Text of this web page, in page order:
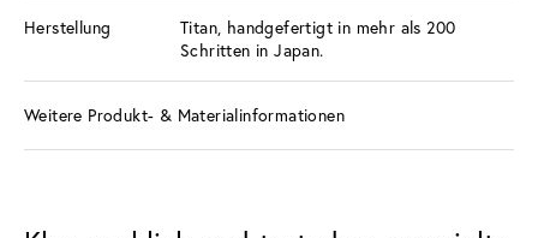
Herstellung
Titan, handgefertigt in mehr als 200
Schritten in Japan.
Weitere Produkt- & Materialinformationen